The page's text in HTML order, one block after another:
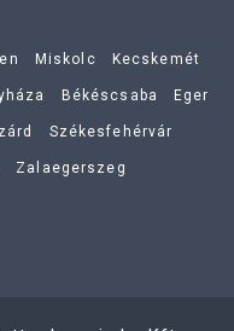
Miskolc Kecskemét
Békéscsaba Eger
Székesfehérvár
Zalaegerszeg